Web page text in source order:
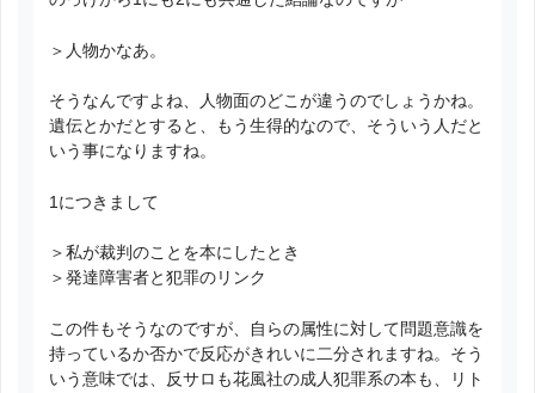
＞人物かなあ。
そうなんですよね、人物面のどこが違うのでしょうかね。
遺伝とかだとすると、もう生得的なので、そういう人だと
いう事になりますね。
1につきまして
＞私が裁判のことを本にしたとき
＞発達障害者と犯罪のリンク
この件もそうなのですが、自らの属性に対して問題意識を
持っているか否かで反応がきれいに二分されますね。そう
いう意味では、反サロも花風社の成人犯罪系の本も、リト